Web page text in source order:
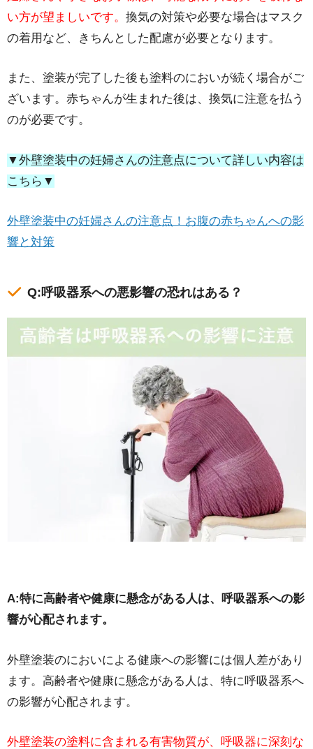
い方が望ましいです。 換気の対策や必要な場合はマスク
の着用など、きちんとした配慮が必要となります。
また、塗装が完了した後も塗料のにおいが続く場合がご
ざいます。赤ちゃんが生まれた後は、換気に注意を払う
のが必要です。
▼外壁塗装中の妊婦さんの注意点について詳しい内容は
こちら▼
外壁塗装中の妊婦さんの注意点！お腹の赤ちゃんへの影
響と対策
Q:呼吸器系への悪影響の恐れはある？
A:特に高齢者や健康に懸念がある人は、呼吸器系への影
響が心配されます。
外壁塗装のにおいによる健康への影響には個人差があり
ます。高齢者や健康に懸念がある人は、特に呼吸器系へ
の影響が心配されます。
外壁塗装の塗料に含まれる有害物質が、呼吸器に深刻な